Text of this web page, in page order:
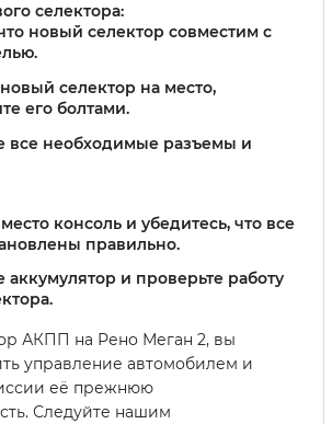
селектора:
новый селектор совместим с
селектор на место,
его болтами.
все необходимые разъемы и
консоль и убедитесь, что все
правильно.
и проверьте работу
АКПП на Рено Меган 2, вы
управление автомобилем и
её прежнюю
Следуйте нашим